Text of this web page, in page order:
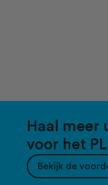
Haal meer
voor het
Bekijk de